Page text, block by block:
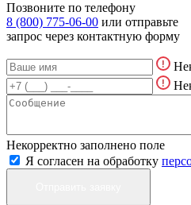
Позвоните по телефону
8 (800) 775-06-00 или отправьте
запрос через контактную форму
Некорректно заполнено поле
Я согласен на обработку